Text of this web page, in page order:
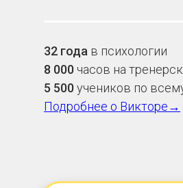
32 года в психологии
8 000 часов на
5 500учеников по
Подробнее о Викторе→